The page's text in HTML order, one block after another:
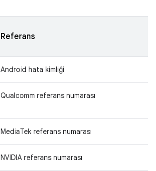
Referans
Android hata kimliği
Qualcomm referans numarası
MediaTek referans numarası
NVIDIA referans numarası